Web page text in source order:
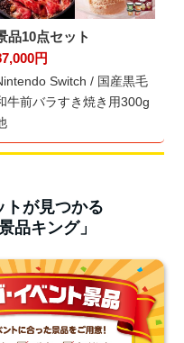
品10点セット
円
Switch / 国産黒毛
牛前バラすき焼き用300g
トが見つかる
品キング」